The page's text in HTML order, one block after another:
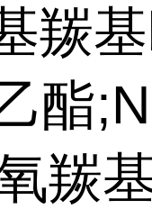
羰
酯
羰